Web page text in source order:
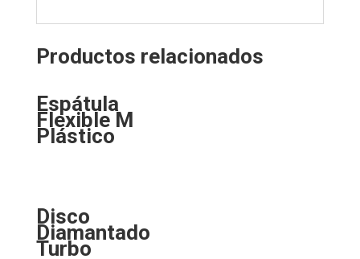
Productos relacionados
Espátula
Flexible M
Plástico
Disco
Diamantado
Turbo